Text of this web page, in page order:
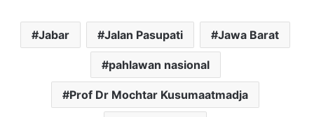
Jabar Jalan Pasupati Jawa Barat
pahlawan nasional
Prof Dr Mochtar Kusumaatmadja